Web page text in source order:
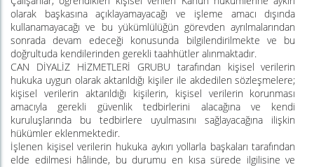
olarak başkasına açıklayamayacağı ve işleme amacı dışında
kullanamayacağı ve bu yükümlülüğün görevden ayrılmalarından
sonrada devam edeceği konusunda bilgilendirilmekte ve bu
doğrultuda kendilerinden gerekli taahhütler alınmaktadır.
CAN DİYALİZ HİZMETLERİ GRUBU tarafından kişisel verilerin
hukuka uygun olarak aktarıldığı kişiler ile akdedilen sözleşmelere;
kişisel verilerin aktarıldığı kişilerin, kişisel verilerin korunması
amacıyla gerekli güvenlik tedbirlerini alacağına ve kendi
kuruluşlarında bu tedbirlere uyulmasını sağlayacağına ilişkin
hükümler eklenmektedir.
İşlenen kişisel verilerin hukuka aykırı yollarla başkaları tarafından
elde edilmesi hâlinde, bu durumu en kısa sürede ilgilisine ve